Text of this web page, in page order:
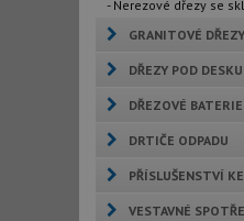
- Nerezové dřezy se
GRANITOVÉ DŘEZY
DŘEZY POD DESKU
DŘEZOVÉ BATERIE
DRTIČE ODPADU
PŘÍSLUŠENSTVÍ
VESTAVNÉ